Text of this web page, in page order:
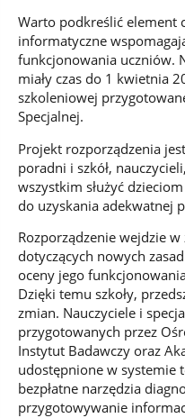
Warto podkreślić element
informatyczne
funkcjonowania uczniów.
miały czas do 1 kwietnia
szkoleniowej
Specjalnej.
Projekt rozporządzenia
poradni i szkół,
wszystkim służyć
do uzyskania adekwatnej
Rozporządzenie wejdzie
dotyczących nowych
oceny jego
Dzięki temu szkoły,
zmian. Nauczyciele i
przygotowanych przez
Instytut Badawczy oraz
udostępnione w systemie
bezpłatne narzędzia
przygotowywanie